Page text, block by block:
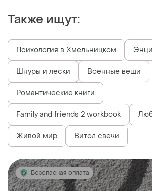
Также ищут:
Психология в Хмельницком
Шнуры и лески Военные вещи
Романтические книги
Family and friends 2 workbook
Живой мир Витол свечи
Безопасная оплата